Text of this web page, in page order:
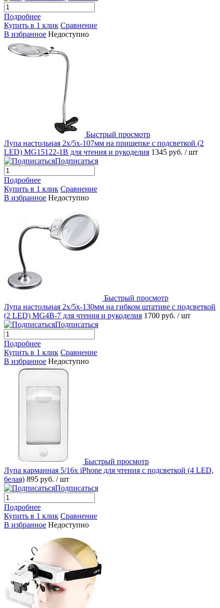
Подробнее
Купить в 1 клик Сравнение
В избранное Недоступно
Быстрый просмотр
Лупа настольная 2x/5x-107мм на прищепке с подсветкой (2
LED) MG15122-1B для чтения и рукоделия 1345 руб. / шт
Подписаться
Подробнее
Купить в 1 клик Сравнение
В избранное Недоступно
Быстрый просмотр
Лупа настольная 2x/5x-130мм на гибком штативе с подсветкой
(2 LED) MG4B-7 для чтения и рукоделия 1700 руб. / шт
Подписаться
Подробнее
Купить в 1 клик Сравнение
В избранное Недоступно
Быстрый просмотр
Лупа карманная 5/16x iPhone для чтения с подсветкой (4 LED,
белая) 895 руб. / шт
Подписаться
Подробнее
Купить в 1 клик Сравнение
В избранное Недоступно